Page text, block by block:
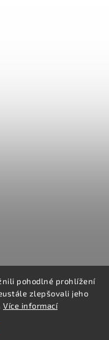
pohodlné prohlížení
zlepšovali jeho
Více informací